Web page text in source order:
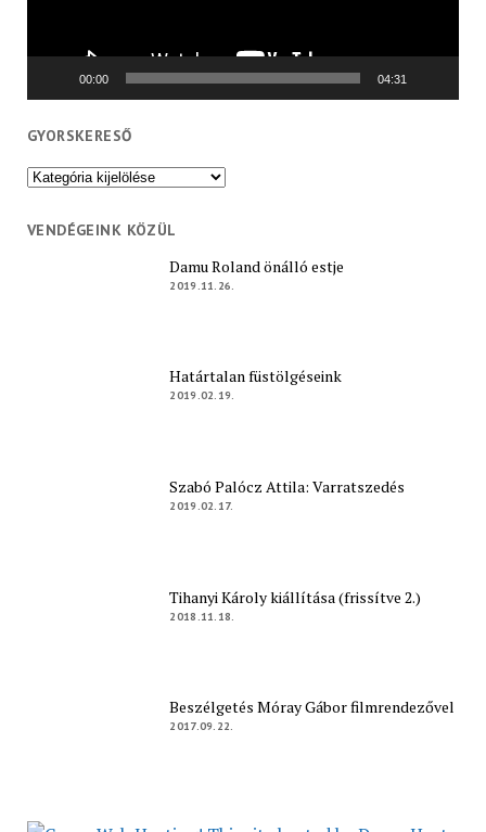
00:00 04:31
GYORSKERESŐ
Gyorskereső
VENDÉGEINK KÖZÜL
Damu Roland önálló estje
2019.11.26.
Határtalan füstölgéseink
2019.02.19.
Szabó Palócz Attila: Varratszedés
2019.02.17.
Tihanyi Károly kiállítása (frissítve 2.)
2018.11.18.
Beszélgetés Móray Gábor filmrendezővel
2017.09.22.